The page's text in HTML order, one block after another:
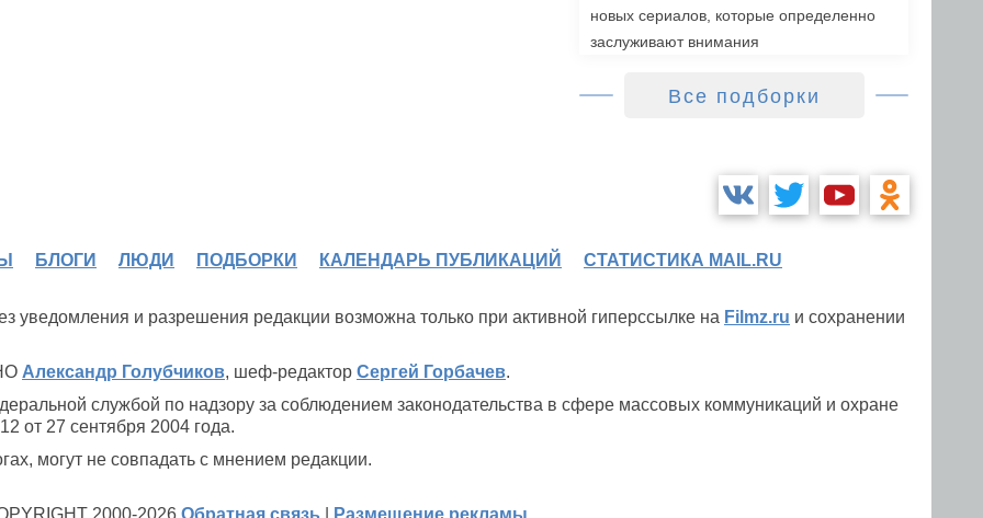
новых сериалов, которые определенно
заслуживают внимания
Все подборки
БЛОГИ ЛЮДИ ПОДБОРКИ КАЛЕНДАРЬ ПУБЛИКАЦИЙ СТАТИСТИКА MAIL.RU
уведомления и разрешения редакции возможна только при активной гиперссылке на Filmz.ru и сохранении
Александр Голубчиков, шеф-редактор Сергей Горбачев.
службой по надзору за соблюдением законодательства в сфере массовых коммуникаций и охране
от 27 сентября 2004 года.
могут не совпадать с мнением редакции.
2000-2026 Обратная связь Размещение рекламы